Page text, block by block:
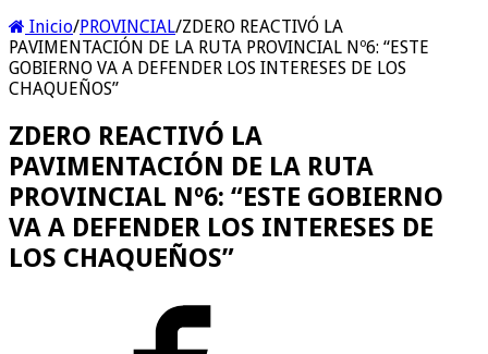
Inicio/PROVINCIAL/ZDERO REACTIVÓ LA
PAVIMENTACIÓN DE LA RUTA PROVINCIAL Nº6: “ESTE
GOBIERNO VA A DEFENDER LOS INTERESES DE LOS
CHAQUEÑOS”
ZDERO REACTIVÓ LA
PAVIMENTACIÓN DE LA RUTA
PROVINCIAL Nº6: “ESTE GOBIERNO
VA A DEFENDER LOS INTERESES DE
LOS CHAQUEÑOS”